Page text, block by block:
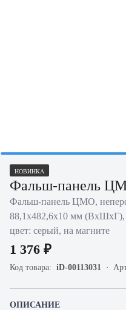
НОВИНКА
Фальш-панель
Фальш-панель ЦМО,
88,1х482,6х10 мм (ВхШхГ),
цвет: серый, на магните
1 376 ₽
Код товара: iD-00113031
ОПИСАНИЕ